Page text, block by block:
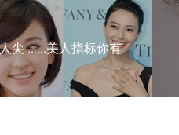
尖 ……美人指标你有